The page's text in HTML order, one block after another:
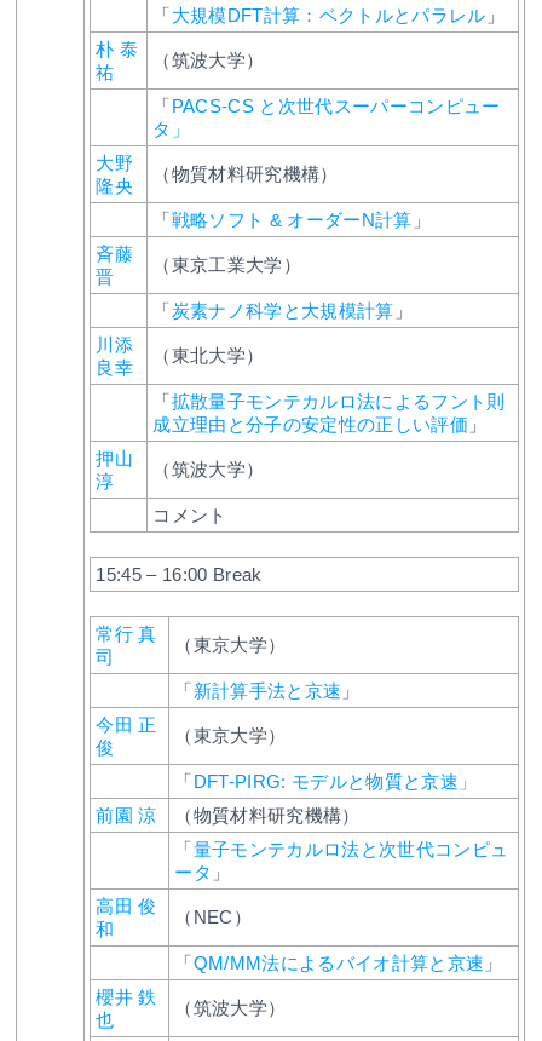
「大規模DFT計算：ベクトルとパラレル 」
朴 泰
祐
（筑波大学）
「PACS-CS と次世代スーパーコンピュー
タ」
大野
隆央
（物質材料研究機構）
「戦略ソフト & オーダーN計算 」
斉藤
晋
（東京工業大学）
「炭素ナノ科学と大規模計算 」
川添
良幸
（東北大学）
「拡散量子モンテカルロ法によるフント則
成立理由と分子の安定性の正しい評価 」
押山
淳
（筑波大学）
コメント
15:45 – 16:00 Break
常行 真
司
（東京大学）
「新計算手法と京速 」
今田 正
俊
（東京大学）
「DFT-PIRG: モデルと物質と京速」
前園 涼
（物質材料研究機構）
「量子モンテカルロ法と次世代コンピュ
ータ 」
高田 俊
和
（NEC）
「QM/MM法によるバイオ計算と京速 」
櫻井 鉄
也
（筑波大学）